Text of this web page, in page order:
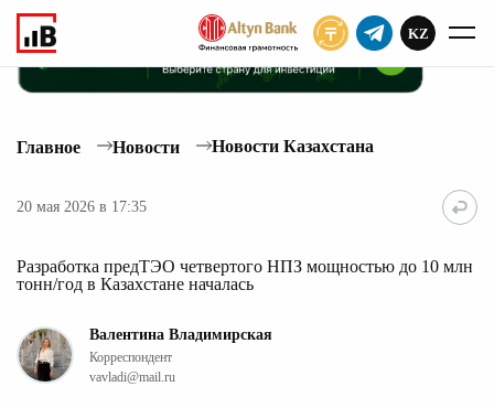
KZ
Главное Новости Новости Казахстана
20 мая 2026 в 17:35
Разработка предТЭО четвертого НПЗ мощностью до 10 млн
тонн/год в Казахстане началась
Валентина Владимирская
Корреспондент
vavladi@mail.ru